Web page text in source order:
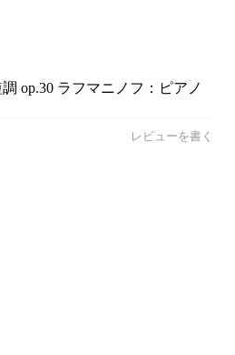
op.30 ラフマニノフ：ピアノ
レビューを書く